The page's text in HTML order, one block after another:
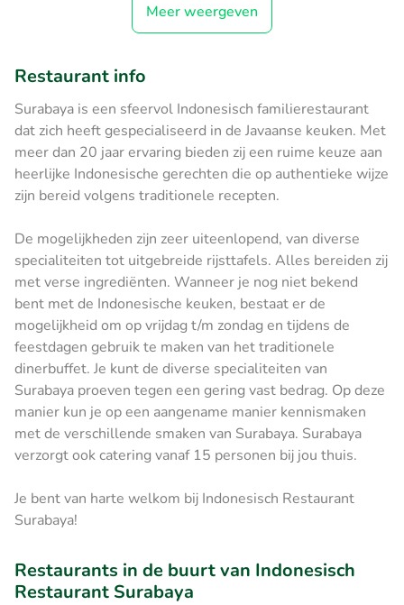
Meer weergeven
Restaurant info
Surabaya is een sfeervol Indonesisch familierestaurant
dat zich heeft gespecialiseerd in de Javaanse keuken. Met
meer dan 20 jaar ervaring bieden zij een ruime keuze aan
heerlijke Indonesische gerechten die op authentieke wijze
zijn bereid volgens traditionele recepten.
De mogelijkheden zijn zeer uiteenlopend, van diverse
specialiteiten tot uitgebreide rijsttafels. Alles bereiden zij
met verse ingrediënten. Wanneer je nog niet bekend
bent met de Indonesische keuken, bestaat er de
mogelijkheid om op vrijdag t/m zondag en tijdens de
feestdagen gebruik te maken van het traditionele
dinerbuffet. Je kunt de diverse specialiteiten van
Surabaya proeven tegen een gering vast bedrag. Op deze
manier kun je op een aangename manier kennismaken
met de verschillende smaken van Surabaya. Surabaya
verzorgt ook catering vanaf 15 personen bij jou thuis.
Je bent van harte welkom bij Indonesisch Restaurant
Surabaya!
Restaurants in de buurt van Indonesisch
Restaurant Surabaya